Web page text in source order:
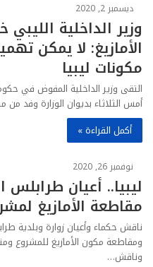
ديسمبر 2, 2020
وزير الداخلية
الأمازيغ: لا يمكن
مكونات ليبيا
التقى وزير الداخلية المفوض في
أمس الثلاثاء بديوان الوزارة وفد من
أكمل القراءة »
نوفمبر 26, 2020
ليبيا.. أعيان
مقاطعة الأمازيغ
ناقش حكماء وأعيان زوارة وبلدية
ومقاطعة مكون الأمازيغ للمشروع
وناقش…